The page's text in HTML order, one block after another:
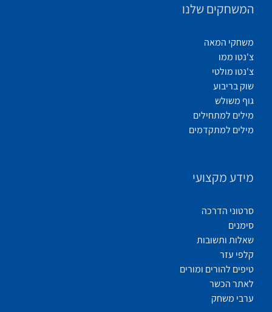
המשחקים שלנו
משחקי המאה
צ'נטו ממו
צ'נטו מולטי
שוק בריבוע
גוף משולש
מילים למתחילים
מילים למתקדמים
מידע מקצועי
סרטוני הדרכה
סימנים
שאלות ותשובות
קלפי עזר
טיפים להורים ומורים
לאתר הכשר
ערבי משחק